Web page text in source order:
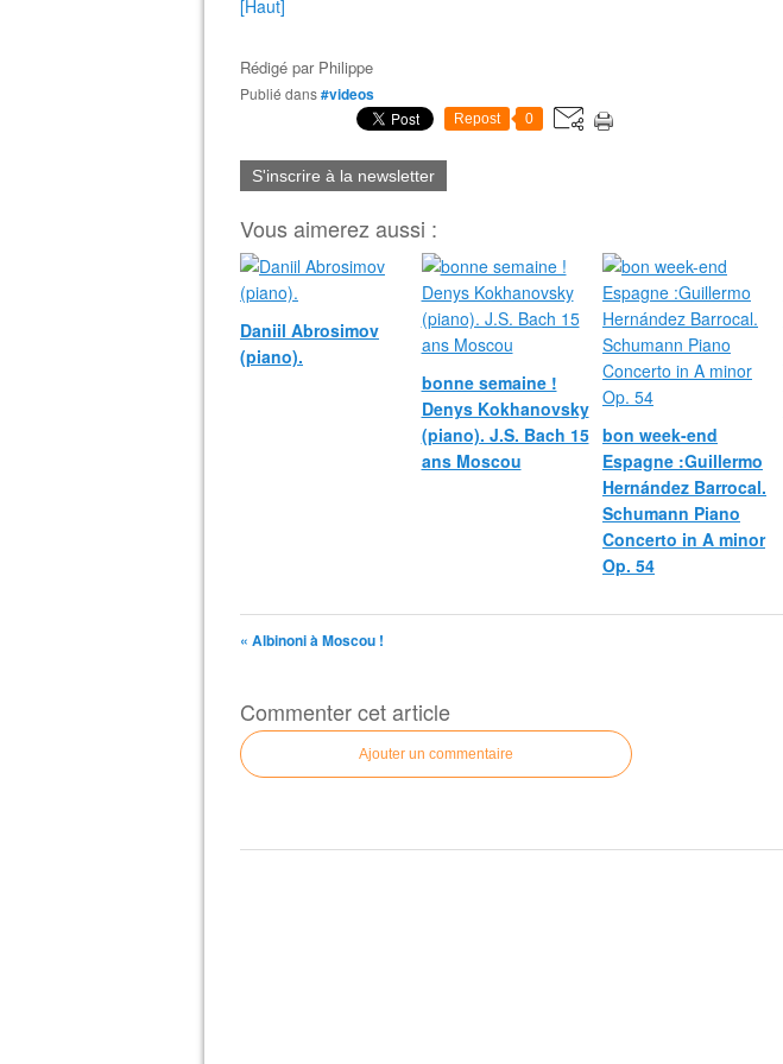
[Haut]
Rédigé par Philippe
Publié dans#videos
Repost 0
S'inscrire à la newsletter
Vous aimerez aussi :
Daniil Abrosimov
(piano).
bonne semaine !
Denys Kokhanovsky
(piano). J.S. Bach 15
ans Moscou
bon week-end
Espagne :Guillermo
Hernández Barrocal.
Schumann Piano
Concerto in A minor
Op. 54
« Albinoni à Moscou !
Commenter cet article
Ajouter un commentaire